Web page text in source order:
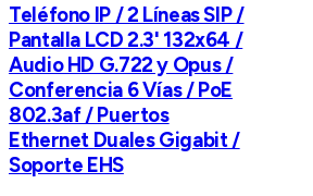
Teléfono IP / 2 Líneas SIP /
Pantalla LCD 2.3' 132x64 /
Audio HD G.722 y Opus /
Conferencia 6 Vías / PoE
802.3af / Puertos
Ethernet Duales Gigabit /
Soporte EHS